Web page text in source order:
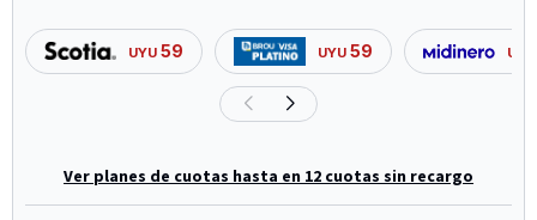
UYU 59 UYU 59 UYU
Ver planes de cuotas hasta en 12 cuotas sin recargo